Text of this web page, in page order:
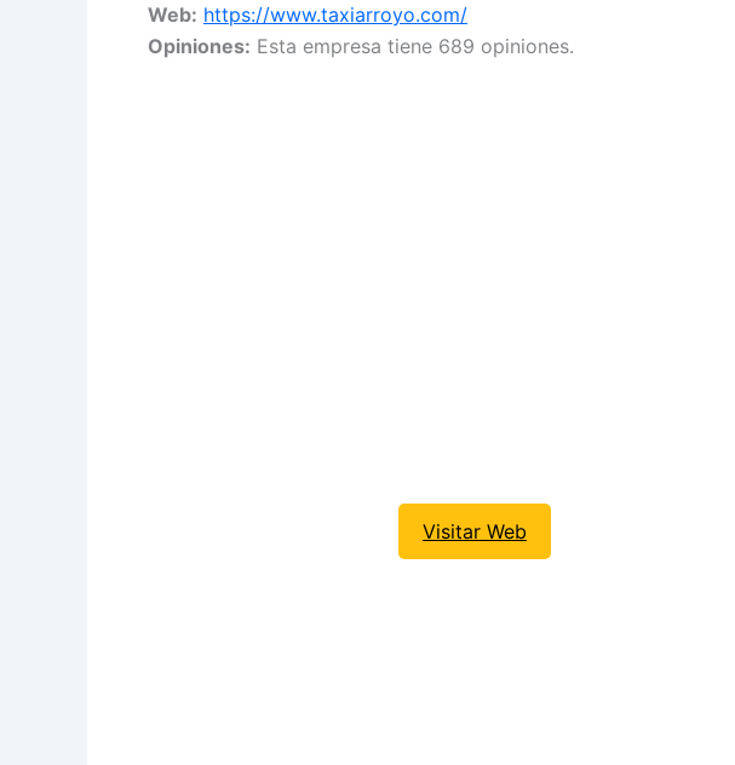
Web: https://www.taxiarroyo.com/
Opiniones: Esta empresa tiene 689 opiniones.
Visitar Web